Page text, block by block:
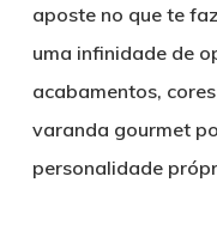
aposte no que te
uma infinidade de
acabamentos,
varanda gourmet
personalidade